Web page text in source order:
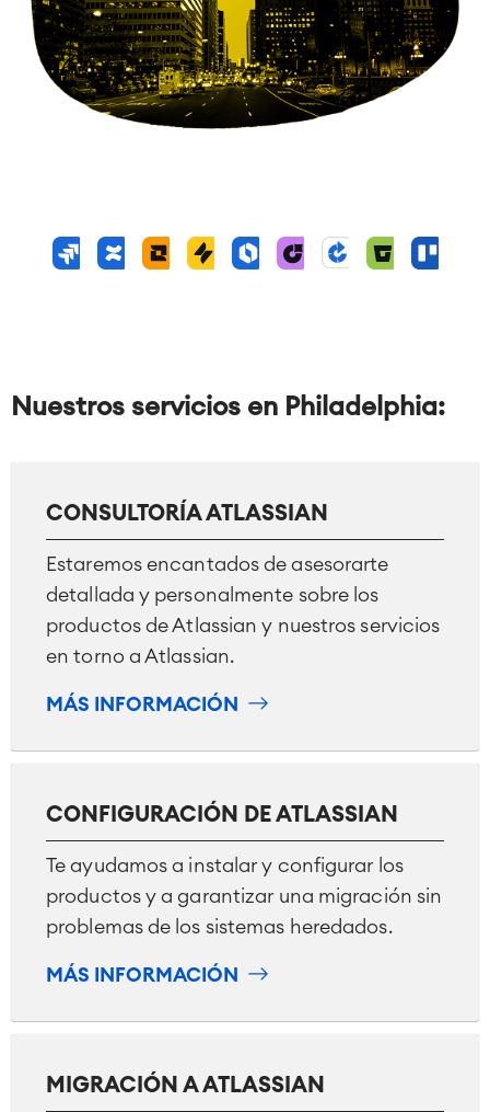
Nuestros servicios en Philadelphia:
CONSULTORÍA ATLASSIAN
Estaremos encantados de asesorarte
detallada y personalmente sobre los
productos de Atlassian y nuestros servicios
en torno a Atlassian.
MÁS INFORMACIÓN
CONFIGURACIÓN DE ATLASSIAN
Te ayudamos a instalar y configurar los
productos y a garantizar una migración sin
problemas de los sistemas heredados.
MÁS INFORMACIÓN
MIGRACIÓN A ATLASSIAN